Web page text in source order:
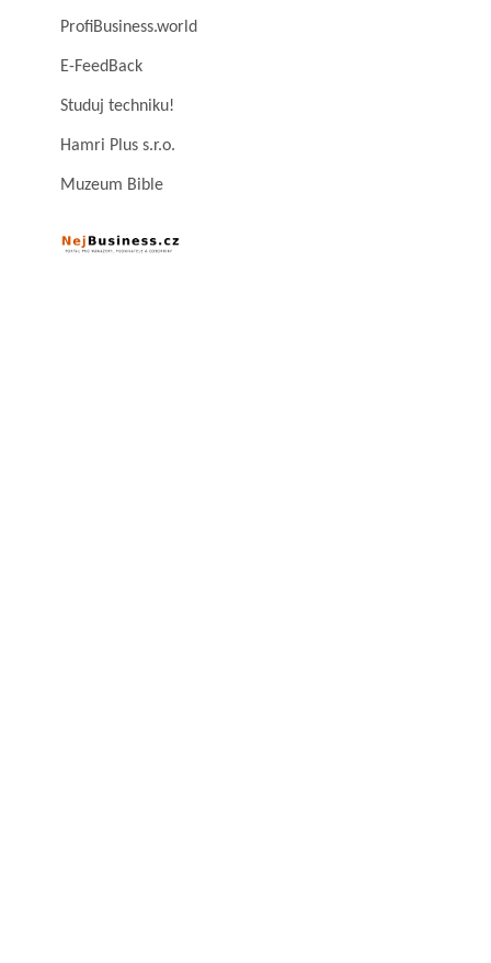
ProfiBusiness.world
E-FeedBack
Studuj techniku!
Hamri Plus s.r.o.
Muzeum Bible